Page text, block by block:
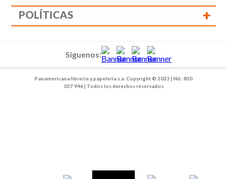
POLÍTICAS +
Panamericana librería y papelería s.a. Copyright © 2023 | Nit: 830
037 946 | Todos los derechos reservados
Siguenos: